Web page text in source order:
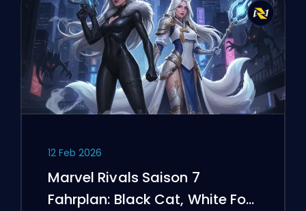
12 Feb 2026
Marvel Rivals Saison 7
Fahrplan: Black Cat, White Fox